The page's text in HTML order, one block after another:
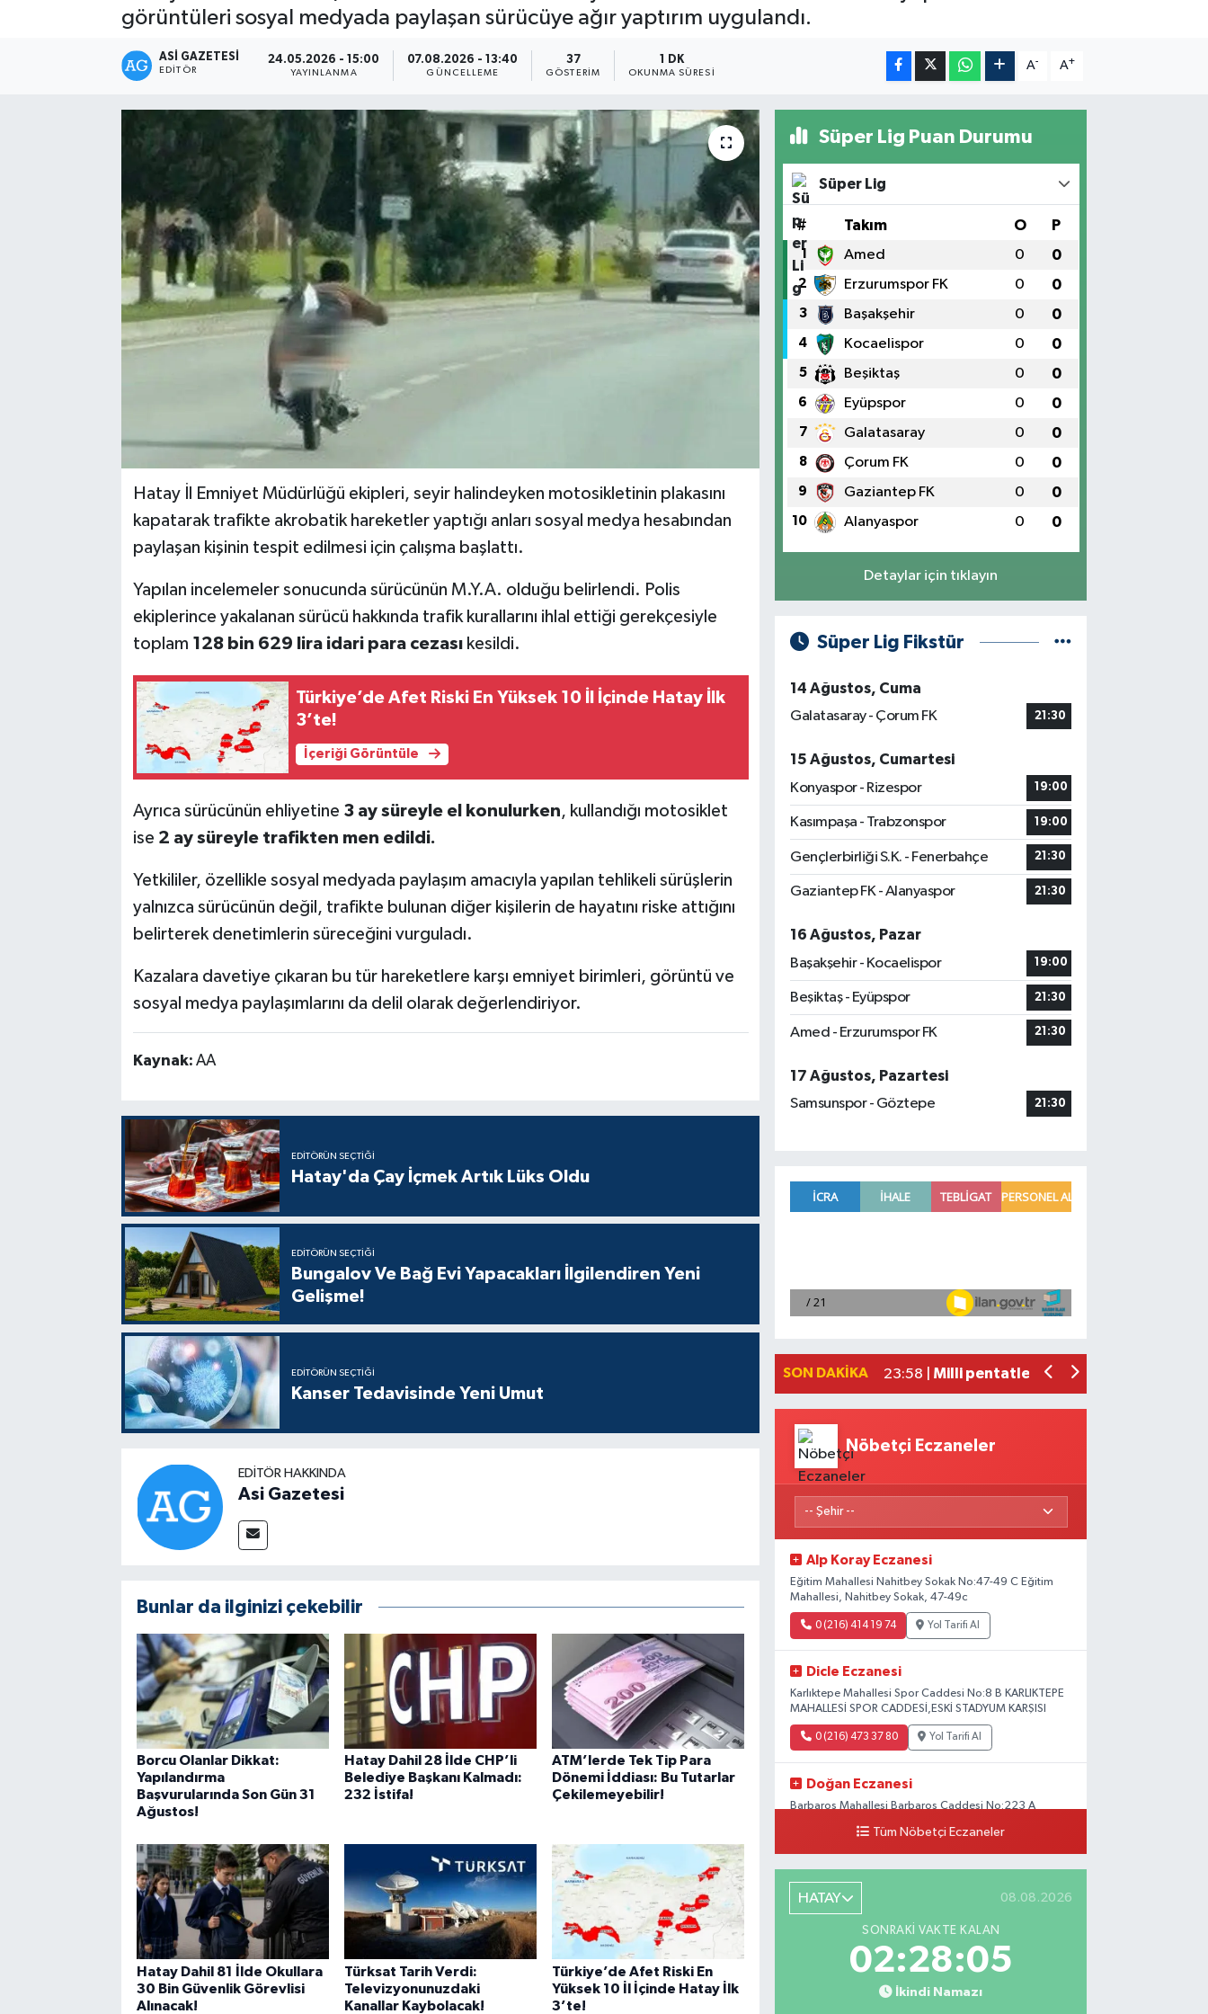
görüntüleri sosyal medyada paylaşan sürücüye ağır yaptırım uygulandı.
ASI GAZETESI
EDITÖR
24.05.2026 - 15:00
YAYINLANMA
07.08.2026 - 13:40
GÜNCELLEME
37
GÖSTERIM
1 DK
OKUNMA SÜRESI
A- A+
Hatay İl Emniyet Müdürlüğü ekipleri, seyir halindeyken motosikletinin plakasını
kapatarak trafikte akrobatik hareketler yaptığı anları sosyal medya hesabından
paylaşan kişinin tespit edilmesi için çalışma başlattı.
Yapılan incelemeler sonucunda sürücünün M.Y.A. olduğu belirlendi. Polis
ekiplerince yakalanan sürücü hakkında trafik kurallarını ihlal ettiği gerekçesiyle
toplam 128 bin 629 lira idari para cezasıkesildi.
Türkiye’de Afet Riski En Yüksek 10 İl İçinde Hatay İlk
3’te!
İçeriği Görüntüle
Ayrıca sürücünün ehliyetine 3 ay süreyle el konulurken, kullandığı motosiklet
ise 2 ay süreyle trafikten men edildi.
Yetkililer, özellikle sosyal medyada paylaşım amacıyla yapılan tehlikeli sürüşlerin
yalnızca sürücünün değil, trafikte bulunan diğer kişilerin de hayatını riske attığını
belirterek denetimlerin süreceğini vurguladı.
Kazalara davetiye çıkaran bu tür hareketlere karşı emniyet birimleri, görüntü ve
sosyal medya paylaşımlarını da delil olarak değerlendiriyor.
Kaynak: AA
EDITÖRÜN SEÇTIĞI
Hatay'da Çay İçmek Artık Lüks Oldu
EDITÖRÜN SEÇTIĞI
Bungalov Ve Bağ Evi Yapacakları İlgilendiren Yeni
Gelişme!
EDITÖRÜN SEÇTIĞI
Kanser Tedavisinde Yeni Umut
EDITÖR HAKKINDA
Asi Gazetesi
Bunlar da ilginizi çekebilir
Borcu Olanlar Dikkat:
Yapılandırma
Başvurularında Son Gün 31
Ağustos!
Hatay Dahil 28 İlde CHP’li
Belediye Başkanı Kalmadı:
232 İstifa!
ATM’lerde Tek Tip Para
Dönemi İddiası: Bu Tutarlar
Çekilemeyebilir!
Hatay Dahil 81 İlde Okullara
30 Bin Güvenlik Görevlisi
Alınacak!
Türksat Tarih Verdi:
Televizyonunuzdaki
Kanallar Kaybolacak!
Türkiye’de Afet Riski En
Yüksek 10 İl İçinde Hatay İlk
3’te!
Süper Lig Puan Durumu
Süper Lig
# Takım O P
1 Amed 0 0
2 Erzurumspor FK 0 0
3 Başakşehir 0 0
4 Kocaelispor 0 0
5 Beşiktaş 0 0
6 Eyüpspor 0 0
7 Galatasaray 0 0
8 Çorum FK 0 0
9 Gaziantep FK 0 0
10 Alanyaspor 0 0
Detaylar için tıklayın
Süper Lig Fikstür
14 Ağustos, Cuma
Galatasaray - Çorum FK
21:30
15 Ağustos, Cumartesi
Konyaspor - Rizespor
19:00
Kasımpaşa - Trabzonspor 19:00
Gençlerbirliği S.K. - Fenerbahçe 21:30
Gaziantep FK - Alanyaspor 21:30
16 Ağustos, Pazar
Başakşehir - Kocaelispor
19:00
Beşiktaş - Eyüpspor 21:30
Amed - Erzurumspor FK 21:30
17 Ağustos, Pazartesi
Samsunspor - Göztepe
21:30
SON DAKIKA
Mersin'de uyuşturucu
23:58 | Milli pentatletler Kıvanç Taşyaran ve
Nöbetçi Eczaneler
Alp Koray Eczanesi
Eğitim Mahallesi Nahitbey Sokak No:47-49 C Eğitim
Mahallesi, Nahitbey Sokak, 47-49c
0 (216) 414 19 74 Yol Tarifi Al
Dicle Eczanesi
Karlıktepe Mahallesi Spor Caddesi No:8 B KARLIKTEPE
MAHALLESİ SPOR CADDESİ,ESKİ STADYUM KARŞISI
0 (216) 473 37 80 Yol Tarifi Al
Doğan Eczanesi
Barbaros Mahallesi Barbaros Caddesi No:223 A
Mali Eczanesi
Merkez Mahallesi Tüloğlu Sokak No:4 A
REŞİTPAŞACADDESİ QNB BANK SOKAĞI REŞİTPAŞA
DENİZKÖŞKLER SAĞLIK OCAĞI KARŞISI
0 (532) 711 72 17 Yol Tarifi Al
Tüm Nöbetçi Eczaneler
HATAY 08.08.2026
SONRAKI VAKTE KALAN
02:28:04
İkindi Namazı